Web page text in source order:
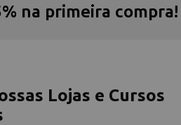
na primeira compra!
Lojas e Cursos